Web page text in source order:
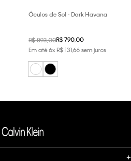
Óculos de Sol - Dark Havana
R$893,00R$79000
Em até6xR$13166sem juros
+